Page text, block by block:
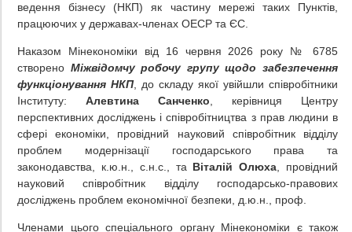
ведення бізнесу (НКП) як частину мережі таких Пунктів,
працюючих у державах-членах ОЕСР та ЄС.
Наказом Мінекономіки від 16 червня 2026 року № 6785
створено Міжвідомчу робочу групу щодо забезпечення
функціонування НКП, до складу якої увійшли співробітники
Інституту: Алевтина Санченко , керівниця Центру
перспективних досліджень і співробітництва з прав людини в
сфері економіки, провідний науковий співробітник відділу
проблем модернізації господарського права та
законодавства, к.ю.н., с.н.с., та Віталій Олюха , провідний
науковий співробітник відділу господарсько-правових
досліджень проблем економічної безпеки, д.ю.н., проф.
Членами цього спеціального органу Мінекономіки є також